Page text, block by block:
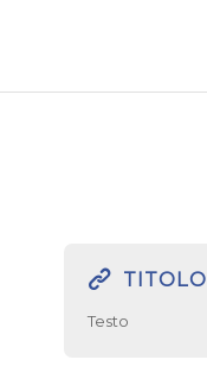
TITOLO
Testo